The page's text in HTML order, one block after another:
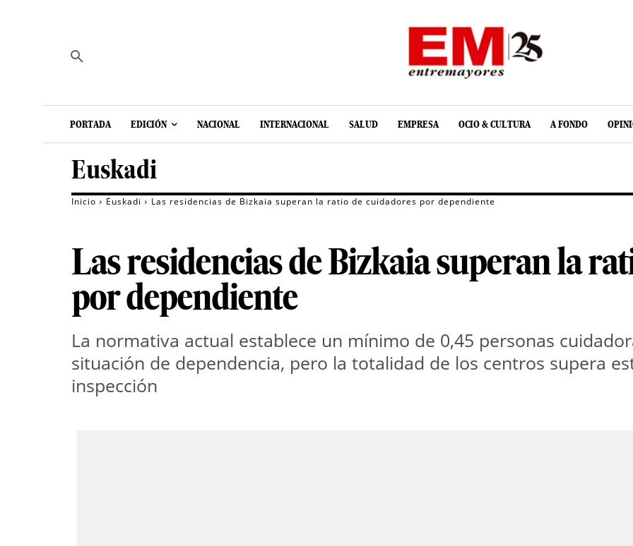
PORTADA EDICIÓN NACIONAL INTERNACIONAL SALUD EMPRESA OCIO & CULTURA A FONDO
Euskadi
Inicio Euskadi Las residencias de Bizkaia superan la ratio de cuidadores por dependiente
Las residencias de Bizkaia superan la
por dependiente
La normativa actual establece un mínimo de 0,45 personas
situación de dependencia, pero la totalidad de los centros supera
inspección